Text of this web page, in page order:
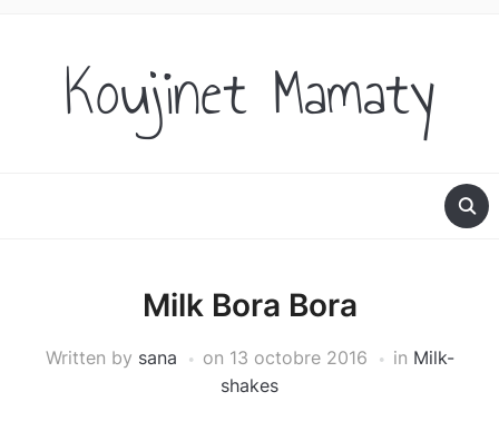
Koujinet Mamaty
Milk Bora Bora
Written by sana on 13 octobre 2016 in Milk-
shakes